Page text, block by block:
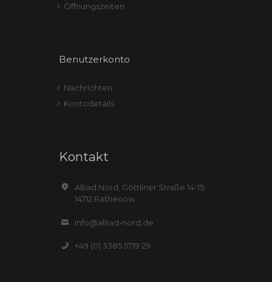
Öffnungszeiten
Benutzerkonto
Nachrichten
Kontodetails
Kontakt
Allrad Nord, Göttliner Straße 14-15,
14712 Rathenow
info@allrad-nord.de
+49 (0) 3385 5719 29